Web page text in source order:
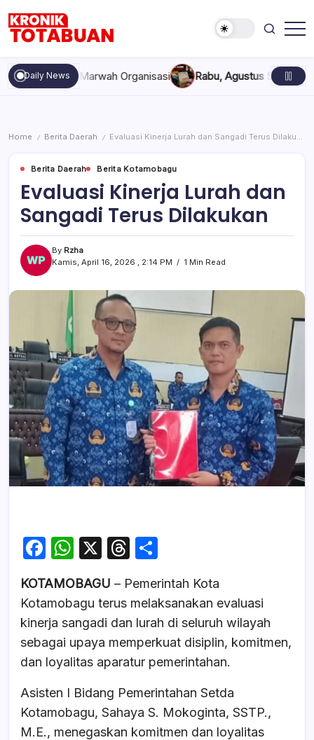
content
Totabuan
hari
ini
Kronik
Daily News
dan Marwah Organisasi Rabu, Agustus 5, 2026 , 11:44 AM
Home / Berita Daerah / Evaluasi Kinerja Lurah dan Sangadi Terus Dilakukan
Berita Daerah Berita Kotamobagu
Evaluasi Kinerja Lurah dan
Sangadi Terus Dilakukan
By Rzha
Kamis, April 16, 2026 , 2:14 PM
1 Min Read
F
c
e
b
o
o
k
W
at
s
A
p
p
X
T
e
a
d
s
ar
e
KOTAMOBAGU – Pemerintah Kota
Kotamobagu terus melaksanakan evaluasi
kinerja sangadi dan lurah di seluruh wilayah
sebagai upaya memperkuat disiplin, komitmen,
dan loyalitas aparatur pemerintahan.
Asisten I Bidang Pemerintahan Setda
Kotamobagu, Sahaya S. Mokoginta, SSTP.,
M.E., menegaskan komitmen dan loyalitas